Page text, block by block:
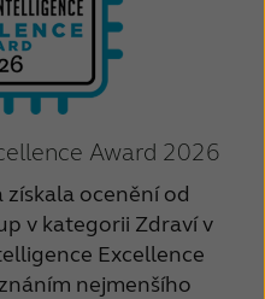
日本
Award 2026
získala ocenění od
v kategorii Zdraví v
Excellence
nejmenšího